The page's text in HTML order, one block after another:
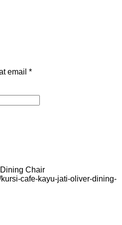
email *Wajib
Chair
cafe-kayu-jati-oliver-dining-